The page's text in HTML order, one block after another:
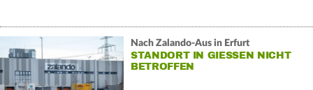
Nach Zalando-Aus in Erfurt
STANDORT IN GIESSEN NICHT B
ETROFFEN